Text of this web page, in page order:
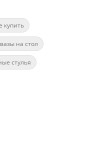
купить
вазы на стол
стулья